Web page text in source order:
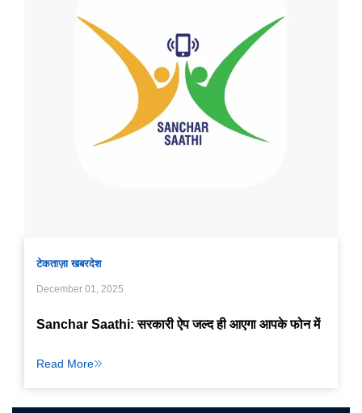
टेकताज़ा खबरदेश
December 01, 2025
Sanchar Saathi: सरकारी ऐप जल्द ही आएगा आपके फोन में
Read More